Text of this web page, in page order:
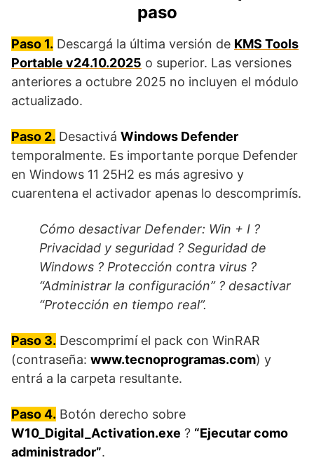
paso
Paso 1. Descargá la última versión de KMS Tools
Portable v24.10.2025 o superior. Las versiones
anteriores a octubre 2025 no incluyen el módulo
actualizado.
Paso 2. Desactivá Windows Defender
temporalmente. Es importante porque Defender
en Windows 11 25H2 es más agresivo y
cuarentena el activador apenas lo descomprimís.
Cómo desactivar Defender: Win + I ?
Privacidad y seguridad ? Seguridad de
Windows ? Protección contra virus ?
“Administrar la configuración” ? desactivar
“Protección en tiempo real”.
Paso 3. Descomprimí el pack con WinRAR
(contraseña: www.tecnoprogramas.com) y
entrá a la carpeta resultante.
Paso 4. Botón derecho sobre
W10_Digital_Activation.exe ? “Ejecutar como
administrador”.